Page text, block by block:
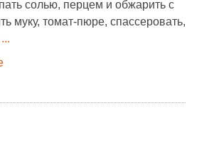
солью, перцем и обжарить с
муку, томат-пюре, спассеровать,
...